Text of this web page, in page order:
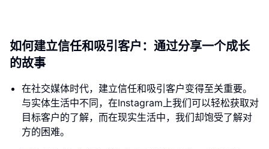
如何建立信任和吸引客户：通过分享一个成长
的故事
在社交媒体时代，建立信任和吸引客户变得至关重要。
与实体生活中不同，在Instagram上我们可以轻松获取对
目标客户的了解，而在现实生活中，我们却饱受了解对
方的困难。